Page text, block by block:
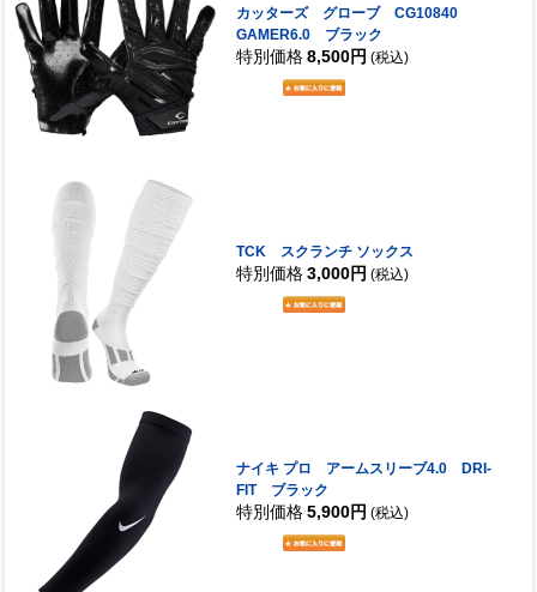
カッターズ グローブ CG10840
GAMER6.0 ブラック
特別価格 8,500円 (税込)
TCK スクランチ ソックス
特別価格 3,000円 (税込)
ナイキ プロ アームスリーブ4.0 DRI-
FIT ブラック
特別価格 5,900円 (税込)